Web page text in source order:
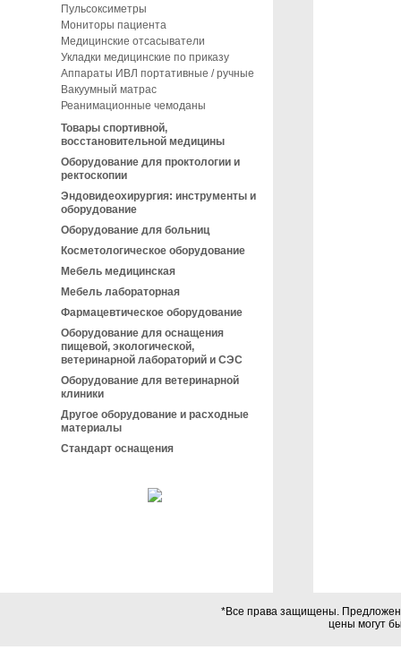
Пульсоксиметры
Мониторы пациента
Медицинские отсасыватели
Укладки медицинские по приказу
Аппараты ИВЛ портативные / ручные
Вакуумный матрас
Реанимационные чемоданы
Товары спортивной,
восстановительной медицины
Оборудование для проктологии и
ректоскопии
Эндовидеохирургия: инструменты и
оборудование
Оборудование для больниц
Косметологическое оборудование
Мебель медицинская
Мебель лабораторная
Фармацевтическое оборудование
Оборудование для оснащения
пищевой, экологической,
ветеринарной лабораторий и СЭС
Оборудование для ветеринарной
клиники
Другое оборудование и расходные
материалы
Стандарт оснащения
*Все права защищены.
цены могут